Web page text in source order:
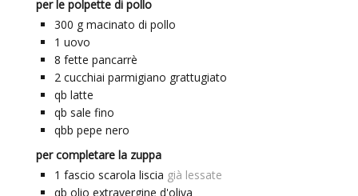
per le polpette di pollo
300 g macinato di pollo
1 uovo
8 fette pancarrè
2 cucchiai parmigiano grattugiato
qb latte
qb sale fino
qbb pepe nero
per completare la zuppa
1 fascio scarola liscia già lessate
qb olio extravergine d'oliva